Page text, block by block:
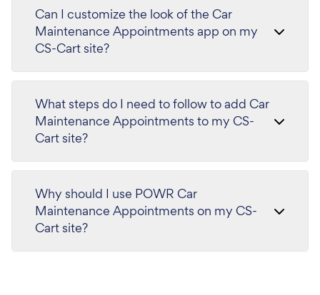
Can I customize the look of the Car
Maintenance Appointments app on my
CS-Cart site?
What steps do I need to follow to add Car
Maintenance Appointments to my CS-
Cart site?
Why should I use POWR Car
Maintenance Appointments on my CS-
Cart site?